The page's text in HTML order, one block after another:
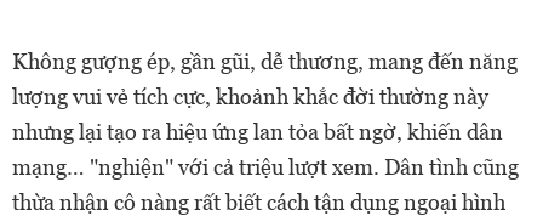
Không gượng ép, gần gũi, dễ thương, mang đến năng
lượng vui vẻ tích cực, khoảnh khắc đời thường này
nhưng lại tạo ra hiệu ứng lan tỏa bất ngờ, khiến dân
mạng… "nghiện" với cả triệu lượt xem. Dân tình cũng
thừa nhận cô nàng rất biết cách tận dụng ngoại hình